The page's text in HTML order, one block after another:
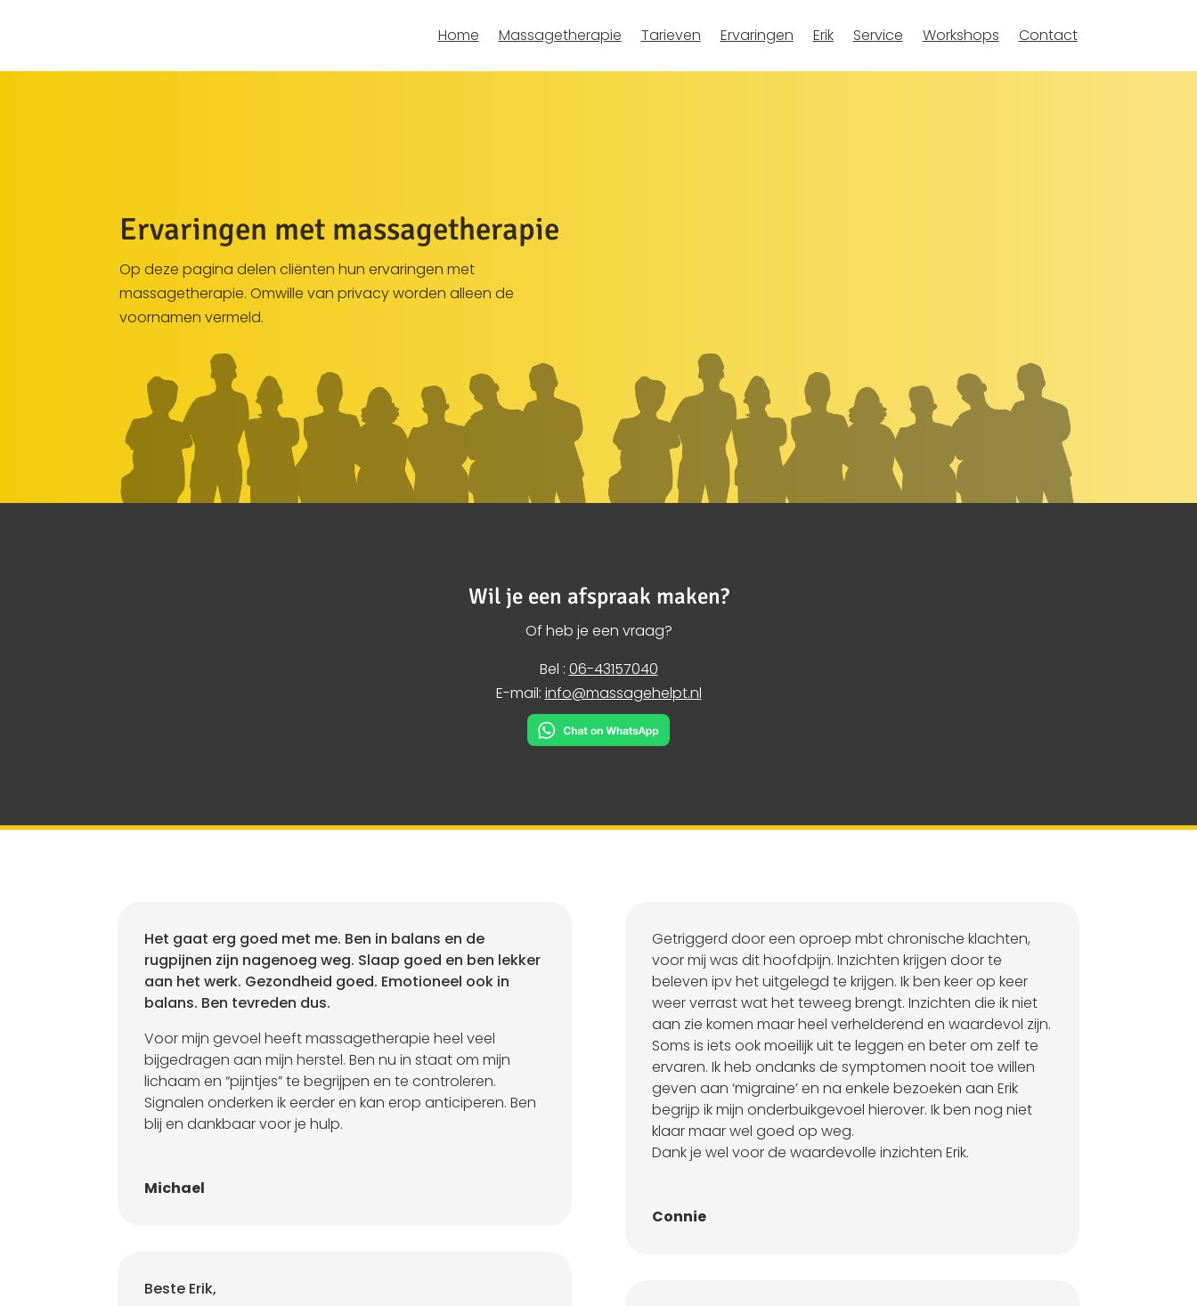
Home Massagetherapie Tarieven Ervaringen Erik Service Workshops Contact
Ervaringen met massagetherapie
Op deze pagina delen cliënten hun ervaringen met
massagetherapie. Omwille van privacy worden alleen de
voornamen vermeld.
Wil je een afspraak maken?
Of heb je een vraag?
Bel : 06-43157040
E-mail: info@massagehelpt.nl
Het gaat erg goed met me. Ben in balans en de
rugpijnen zijn nagenoeg weg. Slaap goed en ben lekker
aan het werk. Gezondheid goed. Emotioneel ook in
balans. Ben tevreden dus.
Voor mijn gevoel heeft massagetherapie heel veel
bijgedragen aan mijn herstel. Ben nu in staat om mijn
lichaam en “pijntjes” te begrijpen en te controleren.
Signalen onderken ik eerder en kan erop anticiperen. Ben
blij en dankbaar voor je hulp.
Michael
Beste Erik,
Getriggerd door een oproep mbt chronische klachten,
voor mij was dit hoofdpijn. Inzichten krijgen door te
beleven ipv het uitgelegd te krijgen. Ik ben keer op keer
weer verrast wat het teweeg brengt. Inzichten die ik niet
aan zie komen maar heel verhelderend en waardevol zijn.
Soms is iets ook moeilijk uit te leggen en beter om zelf te
ervaren. Ik heb ondanks de symptomen nooit toe willen
geven aan ‘migraine’ en na enkele bezoeken aan Erik
begrijp ik mijn onderbuikgevoel hierover. Ik ben nog niet
klaar maar wel goed op weg.
Dank je wel voor de waardevolle inzichten Erik.
Connie